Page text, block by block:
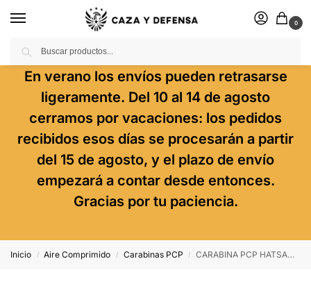
0
En verano los envíos pueden retrasarse
ligeramente. Del 10 al 14 de agosto
cerramos por vacaciones: los pedidos
recibidos esos días se procesarán a partir
del 15 de agosto, y el plazo de envío
empezará a contar desde entonces.
Gracias por tu paciencia.
Inicio / Aire Comprimido / Carabinas PCP / CARABINA PCP HATSAN INVADER